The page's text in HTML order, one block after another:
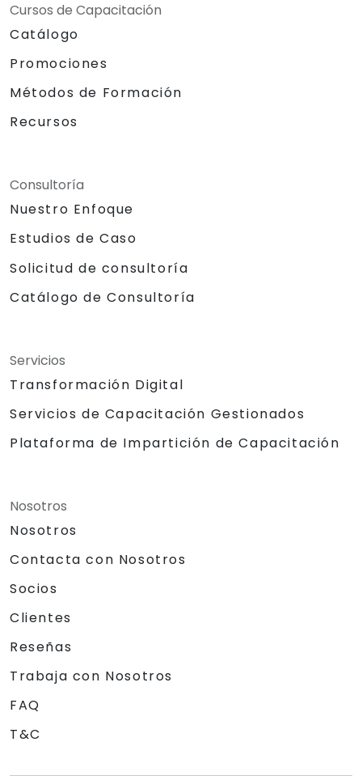
Cursos de Capacitación
Catálogo
Promociones
Métodos de Formación
Recursos
Consultoría
Nuestro Enfoque
Estudios de Caso
Solicitud de consultoría
Catálogo de Consultoría
Servicios
Transformación Digital
Servicios de Capacitación Gestionados
Plataforma de Impartición de Capacitación
Nosotros
Nosotros
Contacta con Nosotros
Socios
Clientes
Reseñas
Trabaja con Nosotros
FAQ
T&C